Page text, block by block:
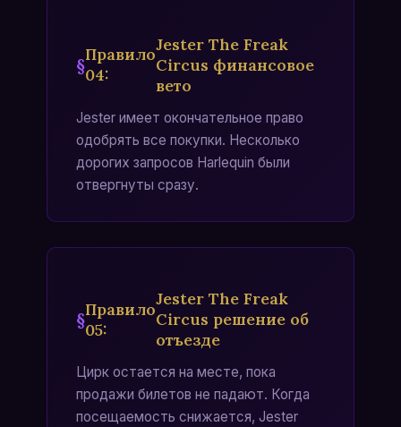
Правило
04:
Jester The Freak
Circus финансовое
вето
Jester имеет окончательное право
одобрять все покупки. Несколько
дорогих запросов Harlequin были
отвергнуты сразу.
Правило
05:
Jester The Freak
Circus решение об
отъезде
Цирк остается на месте, пока
продажи билетов не падают. Когда
посещаемость снижается, Jester